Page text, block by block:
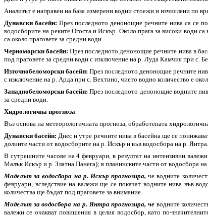
Анализът е направен на база измерени водни стоежи и изчислени
Дунавски басейн: През последното денонощие речните нива са се
водосборите на реките Огоста и Искър. Около прага за високи води
са около праговете за средни води.
Черноморски басейн:През последното денонощие речните нива в
под праговете за средни води с изключение на р. Луда Камчия при с.
Източнобеломорски басейн: През последното денонощие речните
с изключение на р. Арда при с. Вехтино, чието водно количество е
Западнобеломорски басейн: През последното денонощие водните
за средни води.
Хидрологична прогноза
Въз основа на метеорологичната прогноза, обработената
Дунавски басейн: Днес и утре речните нива в басейна ще се
долните части от водосборите на р. Искър и във водосбора на р.
В сутрешните часове на 4 февруари, в резултат на интензивни
Малък Искър и р. Златна Панега); в планинските части от водосбора
Моделът за водосбора на р. Искър прогнозира, че водните
февруари, вследствие на валежи ще се покачат водните нива във
количества ще бъдат под праговете за внимание.
Моделът за водосбора на р. Янтра прогнозира, чеводните
валежи се очакват повишения в целия водосбор, като по-